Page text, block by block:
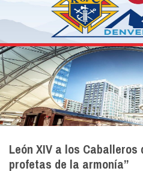
León XIV a los
profetas de la armonía”